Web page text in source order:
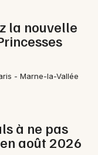
la nouvelle
- Marne-la-Vallée
à ne pas
août 2026